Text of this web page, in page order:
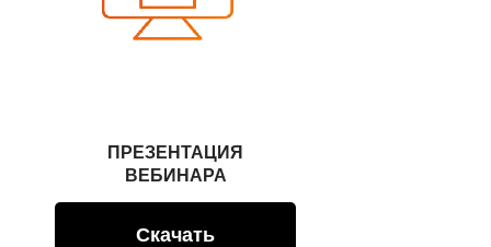
ПРЕЗЕНТАЦИЯ
ВЕБИНАРА
Скачать